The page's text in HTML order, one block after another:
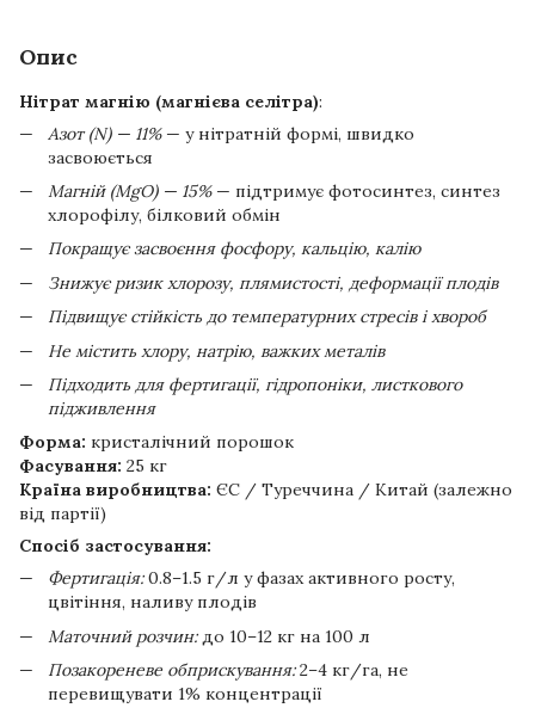
Опис
Нітрат магнію (магнієва селітра):
Азот (N) — 11%— у нітратній формі, швидко
засвоюється
Магній (MgO) — 15%— підтримує фотосинтез, синтез
хлорофілу, білковий обмін
Покращує засвоєння фосфору, кальцію, калію
Знижує ризик хлорозу, плямистості, деформації плодів
Підвищує стійкість до температурних стресів і хвороб
Не містить хлору, натрію, важких металів
Підходить для фертигації, гідропоніки, листкового
підживлення
Форма: кристалічний порошок
Фасування: 25 кг
Країна виробництва: ЄС / Туреччина / Китай (залежно
від партії)
Спосіб застосування:
Фертигація:0.8–1.5 г/л у фазах активного росту,
цвітіння, наливу плодів
Маточний розчин:до 10–12 кг на 100 л
Позакореневе обприскування:2–4 кг/га, не
перевищувати 1% концентрації